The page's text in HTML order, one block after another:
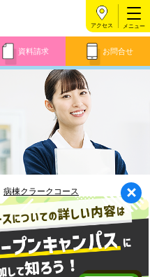
資料請求 お問合せ
アクセス
病棟クラークコース
将来の職業・資格取得